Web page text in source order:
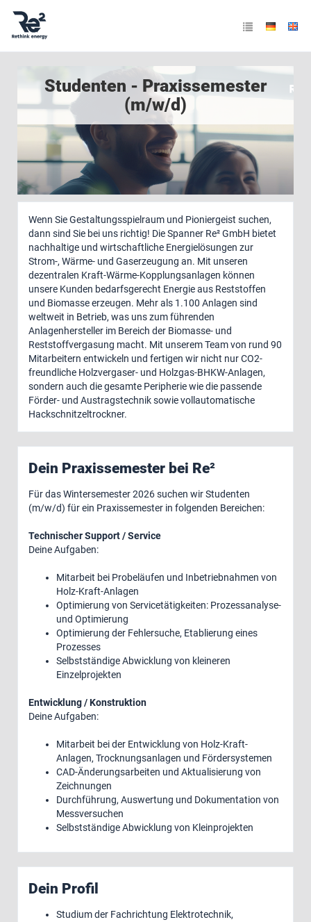
Studenten - Praxissemester
(m/w/d)
Wenn Sie Gestaltungsspielraum und Pioniergeist suchen,
dann sind Sie bei uns richtig! Die Spanner Re² GmbH bietet
nachhaltige und wirtschaftliche Energielösungen zur
Strom-, Wärme- und Gaserzeugung an. Mit unseren
dezentralen Kraft-Wärme-Kopplungsanlagen können
unsere Kunden bedarfsgerecht Energie aus Reststoffen
und Biomasse erzeugen. Mehr als 1.100 Anlagen sind
weltweit in Betrieb, was uns zum führenden
Anlagenhersteller im Bereich der Biomasse- und
Reststoffvergasung macht. Mit unserem Team von rund 90
Mitarbeitern entwickeln und fertigen wir nicht nur CO2-
freundliche Holzvergaser- und Holzgas-BHKW-Anlagen,
sondern auch die gesamte Peripherie wie die passende
Förder- und Austragstechnik sowie vollautomatische
Hackschnitzeltrockner.
Dein Praxissemester bei Re²
Für das Wintersemester 2026 suchen wir Studenten
(m/w/d) für ein Praxissemester in folgenden Bereichen:
Technischer Support / Service
Deine Aufgaben:
Mitarbeit bei Probeläufen und Inbetriebnahmen von
Holz-Kraft-Anlagen
Optimierung von Servicetätigkeiten: Prozessanalyse-
und Optimierung
Optimierung der Fehlersuche, Etablierung eines
Prozesses
Selbstständige Abwicklung von kleineren
Einzelprojekten
Entwicklung / Konstruktion
Deine Aufgaben:
Mitarbeit bei der Entwicklung von Holz-Kraft-
Anlagen, Trocknungsanlagen und Fördersystemen
CAD-Änderungsarbeiten und Aktualisierung von
Zeichnungen
Durchführung, Auswertung und Dokumentation von
Messversuchen
Selbstständige Abwicklung von Kleinprojekten
Dein Profil
Studium der Fachrichtung Elektrotechnik,